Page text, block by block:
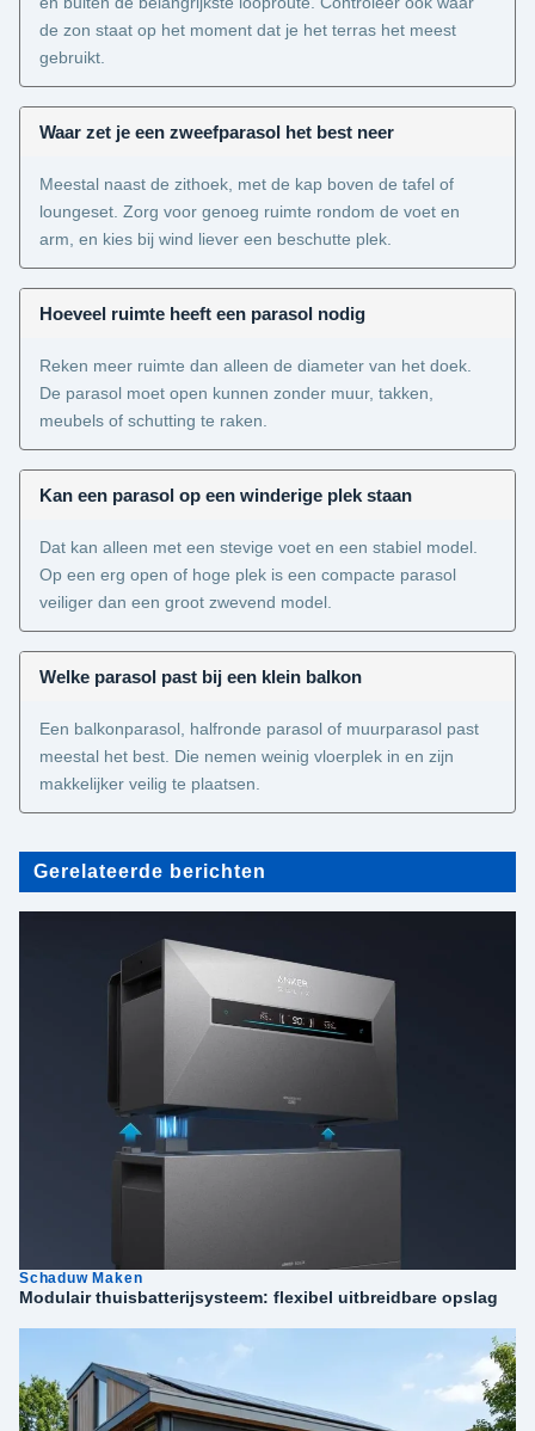
de zon staat op het moment dat je het terras het meest
gebruikt.
Waar zet je een zweefparasol het best neer
Meestal naast de zithoek, met de kap boven de tafel of
loungeset. Zorg voor genoeg ruimte rondom de voet en
arm, en kies bij wind liever een beschutte plek.
Hoeveel ruimte heeft een parasol nodig
Reken meer ruimte dan alleen de diameter van het doek.
De parasol moet open kunnen zonder muur, takken,
meubels of schutting te raken.
Kan een parasol op een winderige plek staan
Dat kan alleen met een stevige voet en een stabiel model.
Op een erg open of hoge plek is een compacte parasol
veiliger dan een groot zwevend model.
Welke parasol past bij een klein balkon
Een balkonparasol, halfronde parasol of muurparasol past
meestal het best. Die nemen weinig vloerplek in en zijn
makkelijker veilig te plaatsen.
Gerelateerde berichten
Schaduw Maken
Modulair thuisbatterijsysteem: flexibel uitbreidbare opslag